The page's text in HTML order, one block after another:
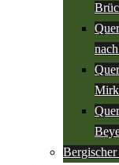
Bergischer